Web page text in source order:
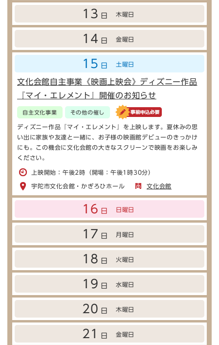
13 日 木曜日
14 日 金曜日
15 日 土曜日
文化会館自主事業《映画上映会》ディズニー作品
『マイ・エレメント』開催のお知らせ
自主文化事業 その他の催し
ディズニー作品『マイ・エレメント』を上映します。夏休みの思
い出に家族や友達と一緒に、お子様の映画館デビューのきっかけ
にも。この機会に文化会館の大きなスクリーンで映画をお楽しみ
ください。
上映開始：午後2時（開場：午後1時30分）
宇陀市文化会館・かぎろひホール 文化会館
16 日 日曜日
17 日 月曜日
18 日 火曜日
19 日 水曜日
20 日 木曜日
21 日 金曜日